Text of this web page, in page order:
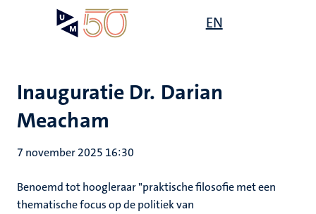
gaan
EN
Inauguratie Dr. Darian
Meacham
7 november 2025 16:30
Benoemd tot hoogleraar "praktische filosofie met een
thematische focus op de politiek van